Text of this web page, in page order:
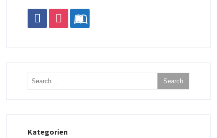
facebookinstagramleanpub
Kategorien